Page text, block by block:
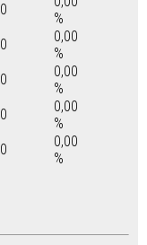
0
%
0
0,00
%
0
0,00
%
0
0,00
%
0
0,00
%